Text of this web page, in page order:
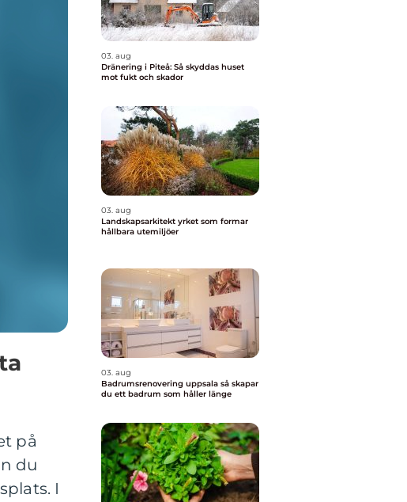
på
du
I
03. aug
Dränering i Piteå: Så skyddas huset
mot fukt och skador
03. aug
Landskapsarkitekt yrket som formar
hållbara utemiljöer
03. aug
Badrumsrenovering uppsala så skapar
du ett badrum som håller länge